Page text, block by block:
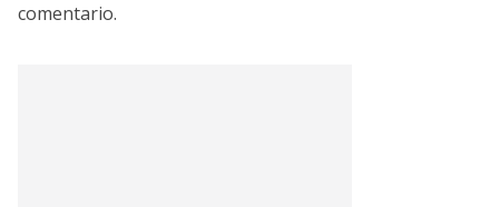
comentario.